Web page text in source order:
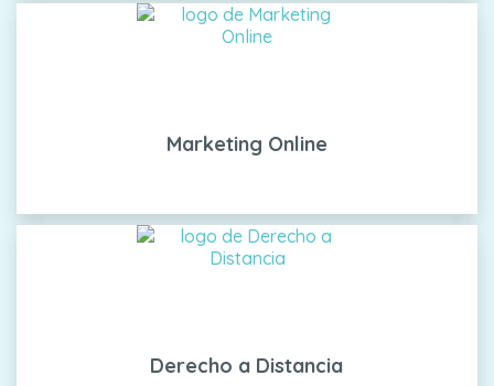
Marketing Online
Derecho a Distancia